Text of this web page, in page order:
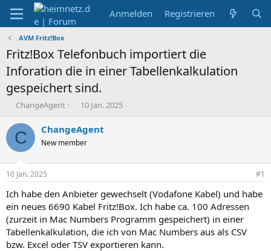
Anmelden Registrieren
AVM Fritz!Box
Fritz!Box Telefonbuch importiert die
Inforation die in einer Tabellenkalkulation
gespeichert sind.
E
s
t
e
r
ChangeAgent
E
s
e
t
a
m
10 Jan. 2025
C ChangeAgent
New member
10 Jan. 2025 #1
Ich habe den Anbieter gewechselt (Vodafone Kabel) und habe
ein neues 6690 Kabel Fritz!Box. Ich habe ca. 100 Adressen
(zurzeit in Mac Numbers Programm gespeichert) in einer
Tabellenkalkulation, die ich von Mac Numbers aus als CSV
bzw. Excel oder TSV exportieren kann.